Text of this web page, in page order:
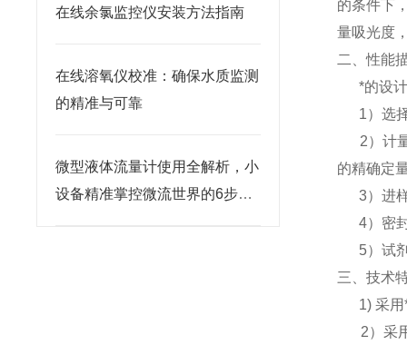
在线余氯监控仪安装方法指南
在线溶氧仪校准：确保水质监测
的精准与可靠
微型液体流量计使用全解析，小
设备精准掌控微流世界的6步法
的条件下
量吸光度
二、性能
*的设计
1）选择
2）计量
的精确定
3）进样
4）密封
5）试剂
三、技术
1) 采用
2）采